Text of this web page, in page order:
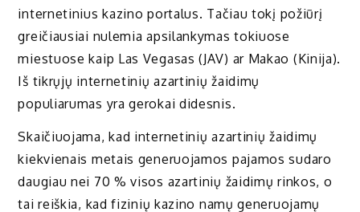
internetinius kazino portalus. Tačiau tokį požiūrį
greičiausiai nulemia apsilankymas tokiuose
miestuose kaip Las Vegasas (JAV) ar Makao (Kinija).
Iš tikrųjų internetinių azartinių žaidimų
populiarumas yra gerokai didesnis.
Skaičiuojama, kad internetinių azartinių žaidimų
kiekvienais metais generuojamos pajamos sudaro
daugiau nei 70 % visos azartinių žaidimų rinkos, o
tai reiškia, kad fizinių kazino namų generuojamų